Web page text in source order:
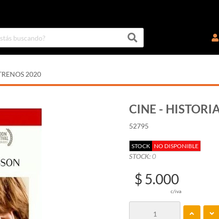
2020
CINE -
52795
STOCK NO DISPONIBLE
STOCK:0
$ 5.000
c/iva